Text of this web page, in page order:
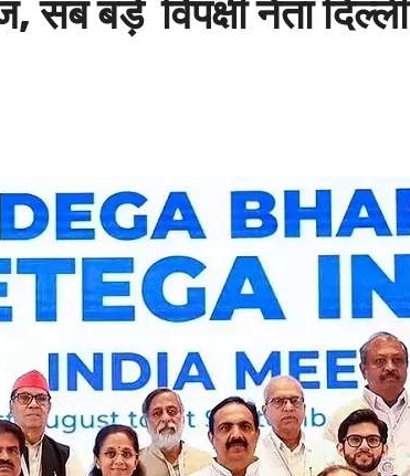
विपक्षी नेता दिल्ली